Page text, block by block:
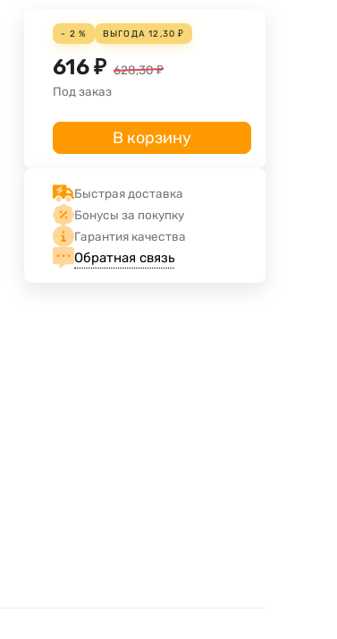
- 2 % ВЫГОДА12,30 ₽
616₽ 628,30₽
Под заказ
В корзину
Быстрая доставка
Бонусы за покупку
Гарантия качества
Обратная связь